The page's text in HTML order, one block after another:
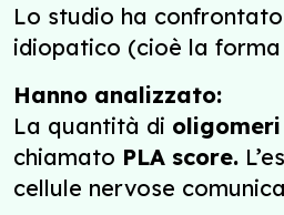
Lo studio ha
idiopatico (cioè la
Hanno analizzato:
La quantità di
chiamato PLA score.
cellule nervose